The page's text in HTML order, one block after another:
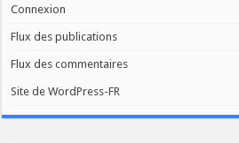
Connexion
Flux des publications
Flux des commentaires
Site de WordPress-FR